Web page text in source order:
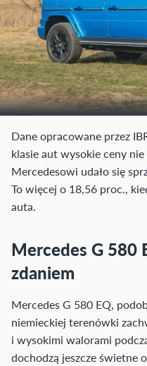
Dane opracowane przez
klasie aut wysokie ceny
Mercedesowi udało się
To więcej o 18,56 proc.,
auta.
Mercedes G 580
zdaniem
Mercedes G 580 EQ,
niemieckiej terenówki
i wysokimi walorami
dochodzą jeszcze świetne